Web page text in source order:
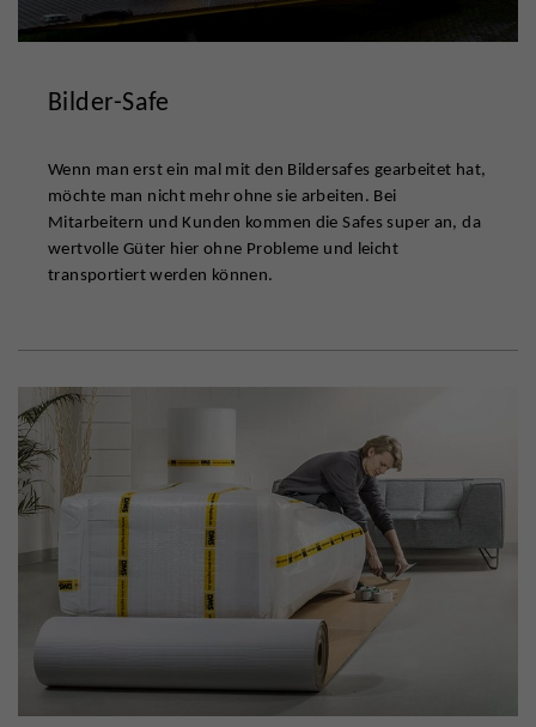
Bilder-Safe
Wenn man erst ein mal mit den Bildersafes gearbeitet hat,
möchte man nicht mehr ohne sie arbeiten. Bei
Mitarbeitern und Kunden kommen die Safes super an, da
wertvolle Güter hier ohne Probleme und leicht
transportiert werden können.